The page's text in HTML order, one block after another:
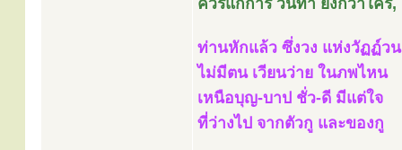
ควรแก่การ วันทา ยิ่งกว่าใคร,
ท่านหักแล้ว ซึ่งวง แห่งวัฏฏ์วน
ไม่มีตน เวียนว่าย ในภพไหน
เหนือบุญ-บาป ชั่ว-ดี มีแต่ใจ
ที่ว่างไป จากตัวกู และของกู